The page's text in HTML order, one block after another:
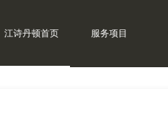
江诗丹顿首页 服务项目